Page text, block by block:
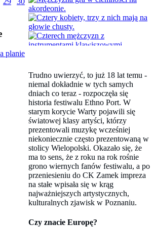
planie
Trudno uwierzyć, to już 18 lat temu -
niemal dokładnie w tych samych
dniach co teraz - rozpoczęła się
historia festiwalu Ethno Port. W
starym korycie Warty pojawili się
światowej klasy artyści, którzy
prezentowali muzykę wcześniej
niekoniecznie często prezentowaną w
stolicy Wielopolski. Okazało się, że
ma to sens, że z roku na rok rośnie
grono wiernych fanów festiwalu, a po
przeniesieniu do CK Zamek impreza
na stałe wpisała się w krąg
najważniejszych artystycznych,
kulturalnych zjawisk w Poznaniu.
Czy znacie Europę?